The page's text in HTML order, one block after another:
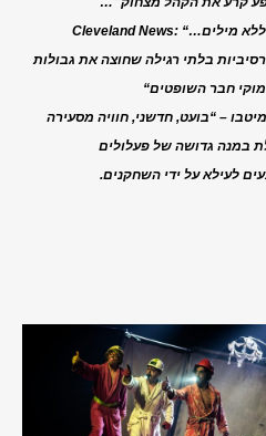
Cleveland News:
בלתי רגילה שחוצה את גבולות
חבר השופטים“
– “בועט, חדשני, חוויה מסעירה
במנה גדושה של פעלולים
לעילא על ידי השחקנים.